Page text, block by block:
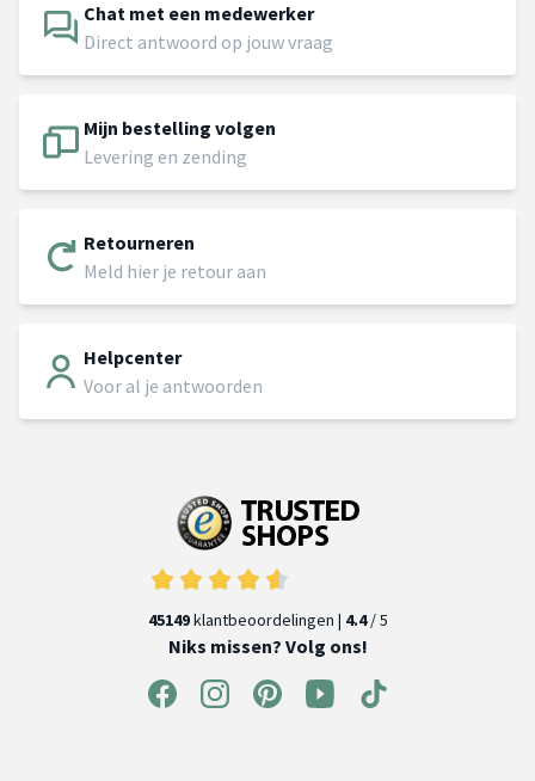
Chat met een medewerker
Direct antwoord op jouw vraag
Mijn bestelling volgen
Levering en zending
Retourneren
Meld hier je retour aan
Helpcenter
Voor al je antwoorden
45149klantbeoordelingen | 4.4/ 5
Niks missen? Volg ons!